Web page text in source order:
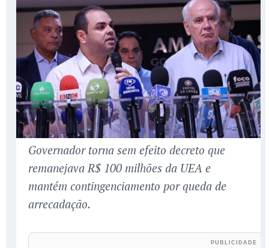
Governador torna sem efeito decreto que
remanejava R$ 100 milhões da UEA e
mantém contingenciamento por queda de
arrecadação.